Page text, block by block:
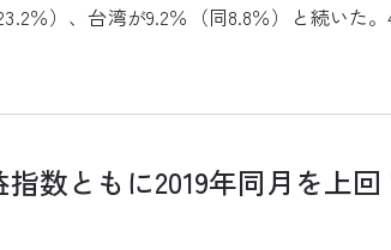
％）、台湾が9.2％（同8.8％）と続いた。
数ともに2019年同月を上回